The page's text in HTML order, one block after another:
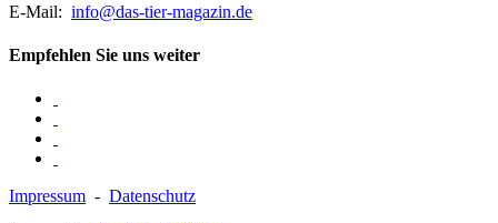
E-Mail: info@das-tier-magazin.de
Empfehlen Sie uns weiter
Impressum - Datenschutz